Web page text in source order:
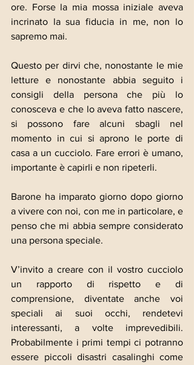
ore. Forse la mia mossa iniziale aveva
incrinato la sua fiducia in me, non lo
sapremo mai.
Questo per dirvi che, nonostante le mie
letture e nonostante abbia seguito i
consigli della persona che più lo
conosceva e che lo aveva fatto nascere,
si possono fare alcuni sbagli nel
momento in cui si aprono le porte di
casa a un cucciolo. Fare errori è umano,
importante è capirli e non ripeterli.
Barone ha imparato giorno dopo giorno
a vivere con noi, con me in particolare, e
penso che mi abbia sempre considerato
una persona speciale.
V’invito a creare con il vostro cucciolo
un rapporto di rispetto e di
comprensione, diventate anche voi
speciali ai suoi occhi, rendetevi
interessanti, a volte imprevedibili.
Probabilmente i primi tempi ci potranno
essere piccoli disastri casalinghi come